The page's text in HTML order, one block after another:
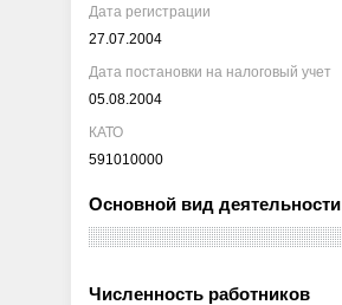
Дата регистрации
27.07.2004
Дата постановки на налоговый учет
05.08.2004
КАТО
591010000
Основной вид деятельности
Численность работников